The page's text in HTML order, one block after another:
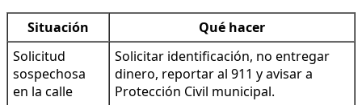
Situación
Qué hacer
Solicitud
sospechosa
en la calle
Solicitar identificación, no entregar
dinero, reportar al 911 y avisar a
Protección Civil municipal.